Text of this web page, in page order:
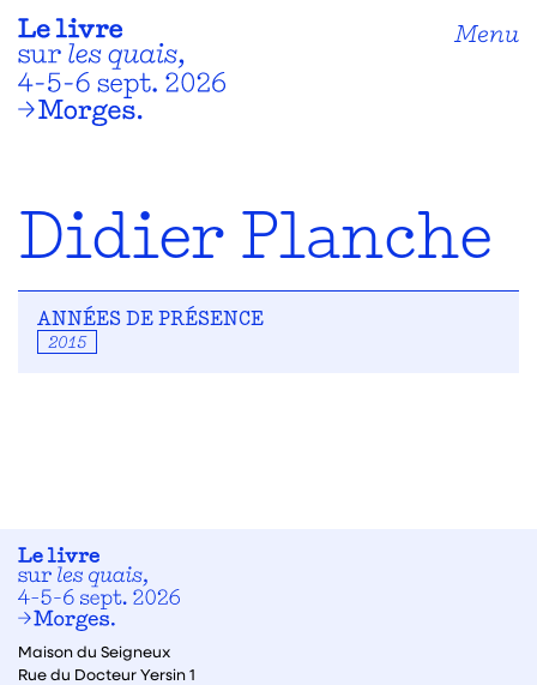
Menu
Didier Planche
ANNÉES DE PRÉSENCE
2015
Maison du Seigneux
Rue du Docteur Yersin 1